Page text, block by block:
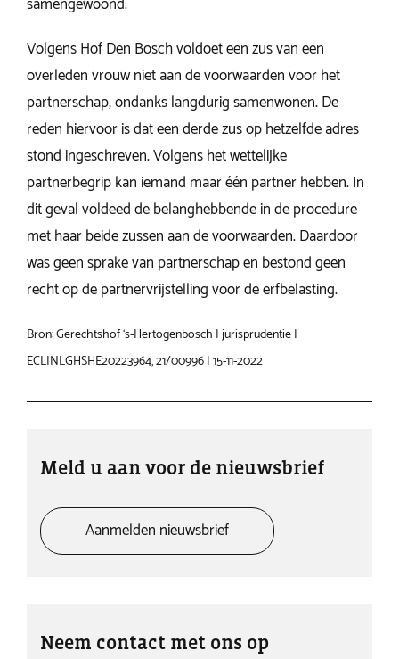
Meld u aan voor de nieuwsbrief
Aanmelden nieuwsbrief
Neem contact met ons op
Volgens Hof Den Bosch voldoet een zus van een
overleden vrouw niet aan de voorwaarden voor het
partnerschap, ondanks langdurig samenwonen. De
reden hiervoor is dat een derde zus op hetzelfde adres
stond ingeschreven. Volgens het wettelijke
partnerbegrip kan iemand maar één partner hebben. In
dit geval voldeed de belanghebbende in de procedure
met haar beide zussen aan de voorwaarden. Daardoor
was geen sprake van partnerschap en bestond geen
recht op de partnervrijstelling voor de erfbelasting.
Bron: Gerechtshof ‘s-Hertogenbosch | jurisprudentie |
ECLINLGHSHE20223964, 21/00996 | 15-11-2022